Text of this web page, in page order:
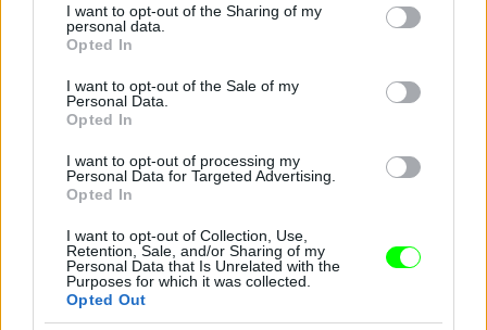
not limited to your visit or usage behaviour. You may click to
grant or deny consent to Google and its third-party tags to
use your data for below specified purposes in below Google
consent section.
I want to opt-out of the Sharing of my
personal data.
Opted In
I want to opt-out of the Sale of my
Personal Data.
Opted In
I want to opt-out of processing my
Personal Data for Targeted Advertising.
Opted In
I want to opt-out of Collection, Use,
Retention, Sale, and/or Sharing of my
Personal Data that Is Unrelated with the
Purposes for which it was collected.
Opted Out